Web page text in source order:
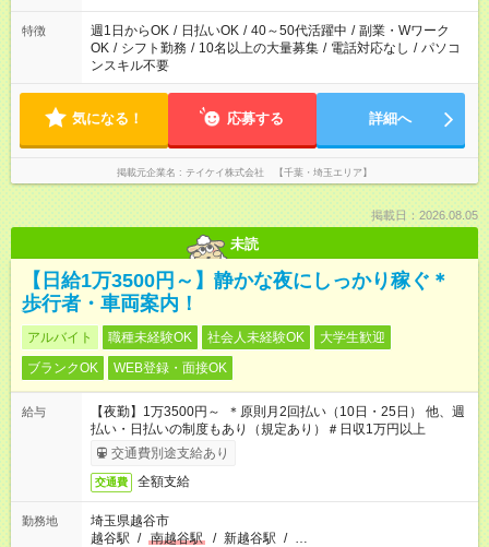
特徴 週1日からOK / 日払いOK / 40～50代活躍中 / 副業・Wワーク
OK / シフト勤務 / 10名以上の大量募集 / 電話対応なし / パソコ
ンスキル不要
気になる！ 応募する 詳細へ
掲載元企業名 テイケイ株式会社 【千葉・埼玉エリア】
掲載日：2026.08.05
未読
【日給1万3500円～】静かな夜にしっかり稼ぐ＊
歩行者・車両案内！
アルバイト 職種未経験OK 社会人未経験OK
大学生歓迎
ブランクOK
WEB登録・面接OK
給与
【夜勤】1万3500円～ ＊原則月2回払い（10日・25日） 他、週
払い・日払いの制度もあり（規定あり）＃日収1万円以上
交通費別途支給あり
交通費 全額支給
勤務地
埼玉県越谷市
越谷駅 / 南越谷駅 / 新越谷駅 / …